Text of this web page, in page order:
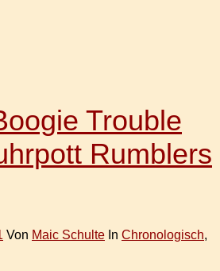
Trouble
Rumblers
Von Maic Schulte In Chronologisch,